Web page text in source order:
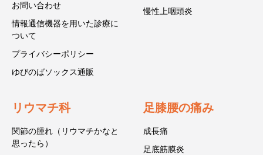
お問い合わせ
情報通信機器を用いた診療に
ついて
プライバシーポリシー
ゆびのばソックス通販
慢性上咽頭炎
リウマチ科
関節の腫れ（リウマチかなと
思ったら）
足膝腰の痛み
成長痛
足底筋膜炎